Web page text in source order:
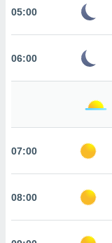
botón
a la
todas
y análisis
como
y
en
05:00
06:00
07:00
08:00